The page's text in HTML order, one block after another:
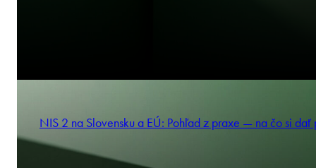
NIS 2 na Slovensku a EÚ: Pohľad z praxe — na čo si dať